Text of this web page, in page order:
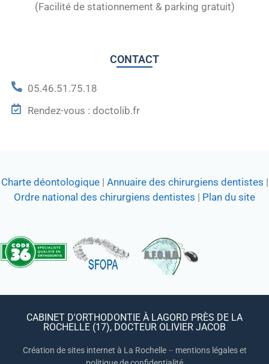
(Facilité de stationnement & parking gratuit)
CONTACT
05.46.51.75.18
Rendez-vous : doctolib.fr
Charte déontologique| Annuaire des chirurgiens dentistes |
Ordre national des chirurgiens dentistes | Plan du site
CABINET D'ORTHODONTIE À LAGORD PRÈS DE LA
ROCHELLE (17), DOCTEUR OLIVIER JACOB
Création de sites internet à La Rochelle– mentions légales et